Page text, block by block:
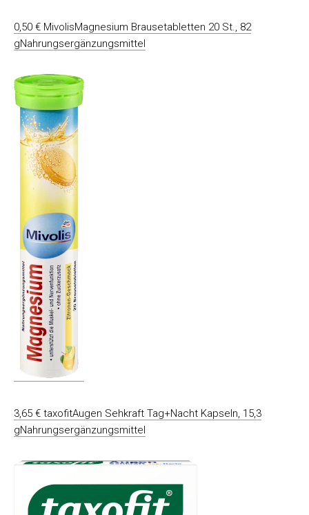
0,50 € MivolisMagnesium Brausetabletten 20 St., 82
gNahrungsergänzungsmittel
3,65 € taxofitAugen Sehkraft Tag+Nacht Kapseln, 15,3
gNahrungsergänzungsmittel